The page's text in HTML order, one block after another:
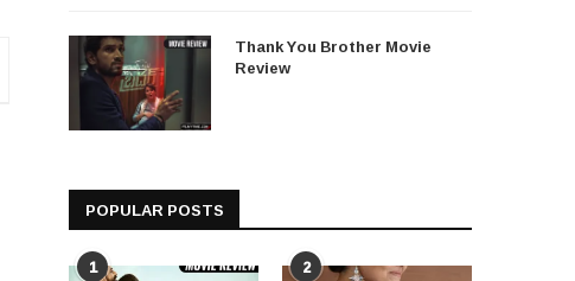
Thank You Brother Movie
Review
POPULAR POSTS
1 2